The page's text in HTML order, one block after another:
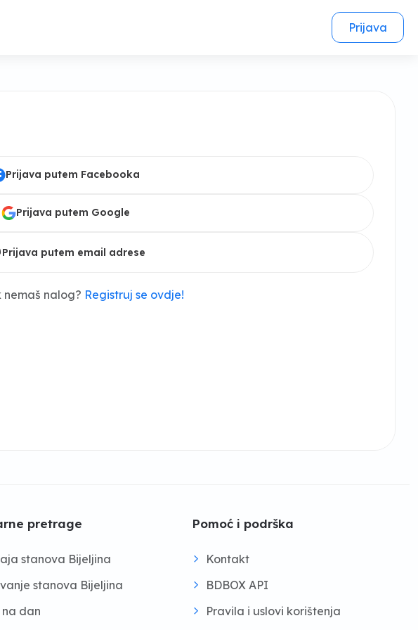
Prijava
Prijava putem Facebooka
Prijava putem Google
Prijava putem email adrese
nemaš nalog? Registruj se ovdje!
pretrage
stanova Bijeljina
stanova Bijeljina
dan
Pomoć i podrška
Kontakt
BDBOX API
Pravila i uslovi korištenja